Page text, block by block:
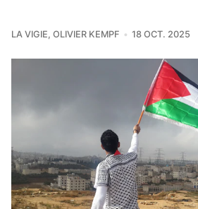
LA VIGIE, OLIVIER KEMPF 18 OCT. 2025